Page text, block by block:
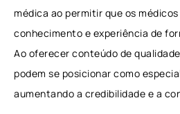
médica ao permitir que os
conhecimento e experiência de
Ao oferecer conteúdo de
podem se posicionar como
aumentando a credibilidade e a